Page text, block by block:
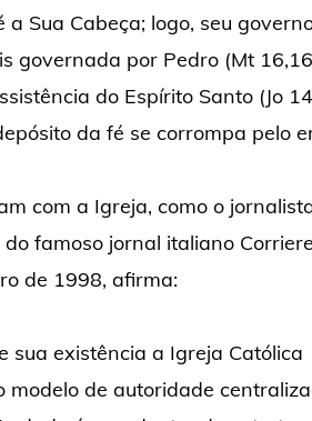
Sua Cabeça; logo, seu
governada por Pedro (Mt
do Espírito Santo (Jo
da fé se corrompa pelo
com a Igreja, como o
famoso jornal italiano Corriere
de 1998, afirma:
sua existência a Igreja Católica
de autoridade